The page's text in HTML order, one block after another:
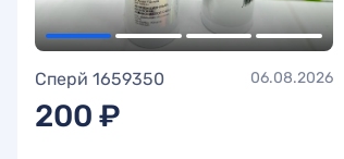
Сперй 1659350 06.08.2026
200 ₽